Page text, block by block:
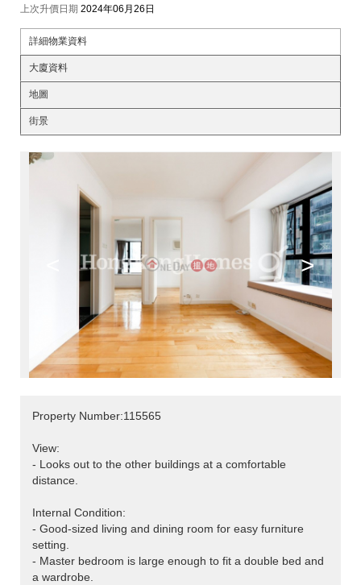
上次升價日期 2024年06月26日
詳細物業資料
大廈資料
地圖
街景
>
Property Number:115565
View:
- Looks out to the other buildings at a comfortable
distance.
Internal Condition:
- Good-sized living and dining room for easy furniture
setting.
- Master bedroom is large enough to fit a double bed and
a wardrobe.